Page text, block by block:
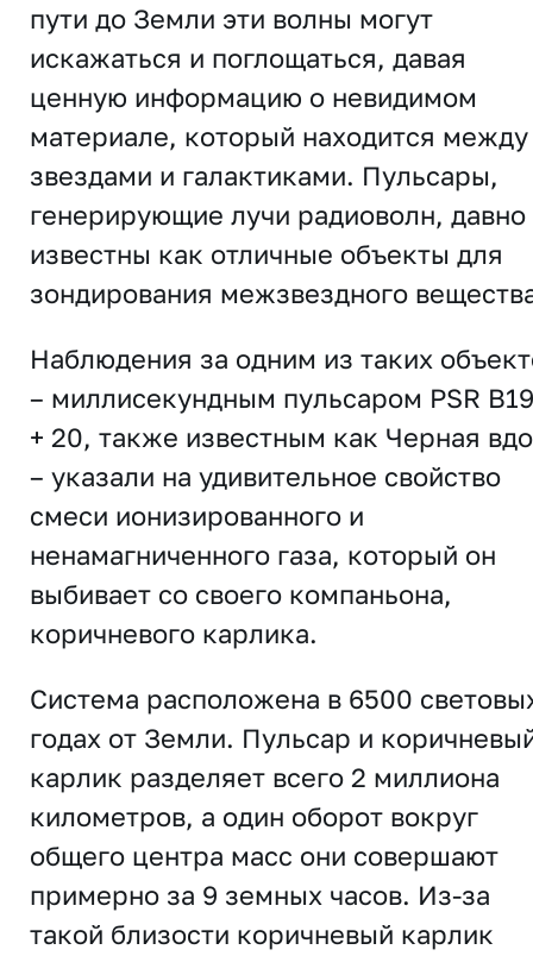
пути до Земли эти волны могут
искажаться и поглощаться, давая
ценную информацию о невидимом
материале, который находится между
звездами и галактиками. Пульсары,
генерирующие лучи радиоволн, давно
известны как отличные объекты для
зондирования межзвездного
Наблюдения за одним из таких
– миллисекундным пульсаром PSR
+ 20, также известным как Черная
– указали на удивительное свойство
смеси ионизированного и
ненамагниченного газа, который он
выбивает со своего компаньона,
коричневого карлика.
Система расположена в 6500
годах от Земли. Пульсар и
карлик разделяет всего 2 миллиона
километров, а один оборот вокруг
общего центра масс они совершают
примерно за 9 земных часов. Из-за
такой близости коричневый карлик